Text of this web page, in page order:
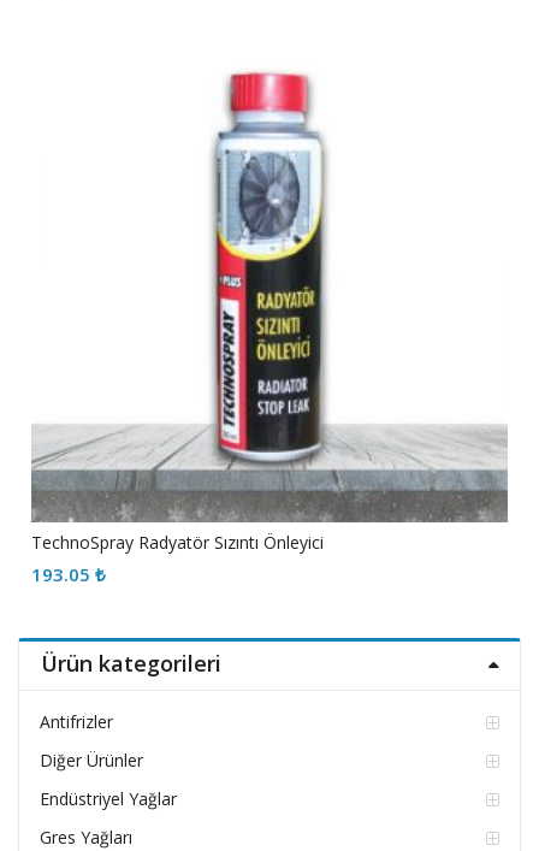
TechnoSpray Radyatör Sızıntı Önleyici
193.05 ₺
Ürün kategorileri
Antifrizler
Diğer Ürünler
Endüstriyel Yağlar
Gres Yağları